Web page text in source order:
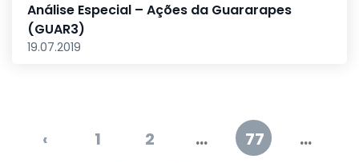
Análise Especial – Ações da Guararapes
(GUAR3)
19.07.2019
‹ 1 2 ... 77
...